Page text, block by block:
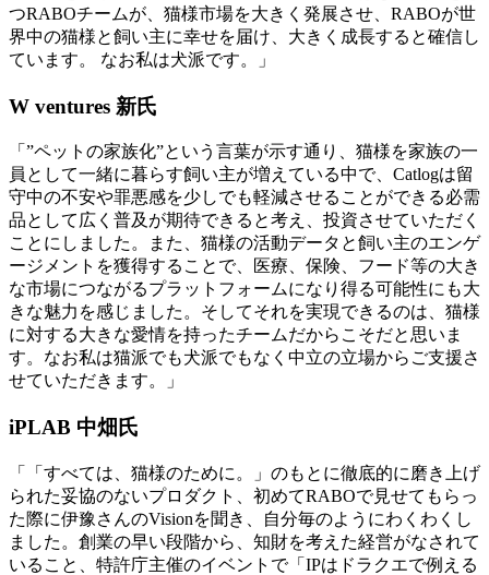
つRABOチームが、猫様市場を大きく発展させ、RABOが世
界中の猫様と飼い主に幸せを届け、大きく成長すると確信し
ています。 なお私は犬派です。」
W ventures 新氏
「”ペットの家族化”という言葉が示す通り、猫様を家族の一
員として一緒に暮らす飼い主が増えている中で、Catlogは留
守中の不安や罪悪感を少しでも軽減させることができる必需
品として広く普及が期待できると考え、投資させていただく
ことにしました。また、猫様の活動データと飼い主のエンゲ
ージメントを獲得することで、医療、保険、フード等の大き
な市場につながるプラットフォームになり得る可能性にも大
きな魅力を感じました。そしてそれを実現できるのは、猫様
に対する大きな愛情を持ったチームだからこそだと思いま
す。なお私は猫派でも犬派でもなく中立の立場からご支援さ
せていただきます。」
iPLAB 中畑氏
「「すべては、猫様のために。」のもとに徹底的に磨き上げ
られた妥協のないプロダクト、初めてRABOで見せてもらっ
た際に伊豫さんのVisionを聞き、自分毎のようにわくわくし
ました。創業の早い段階から、知財を考えた経営がなされて
いること、特許庁主催のイベントで「IPはドラクエで例える